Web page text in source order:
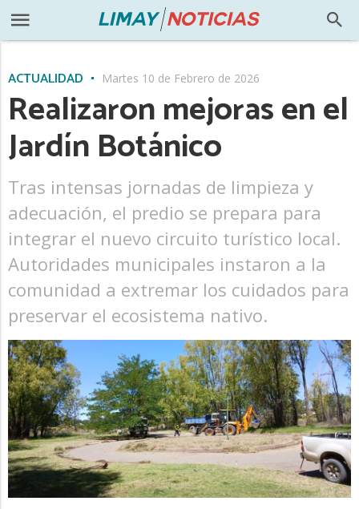
ACTUALIDAD Martes 10 de Febrero de 2026
Realizaron mejoras en el
Jardín Botánico
Tras intensas jornadas de limpieza y
adecuación, el predio se prepara para
integrar el nuevo circuito turístico local.
Autoridades municipales instaron a la
comunidad a extremar los cuidados para
preservar el ecosistema nativo.